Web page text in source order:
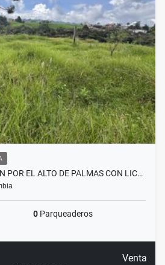
POR EL ALTO DE PALMAS CON LIC…
0 Parqueaderos
Venta